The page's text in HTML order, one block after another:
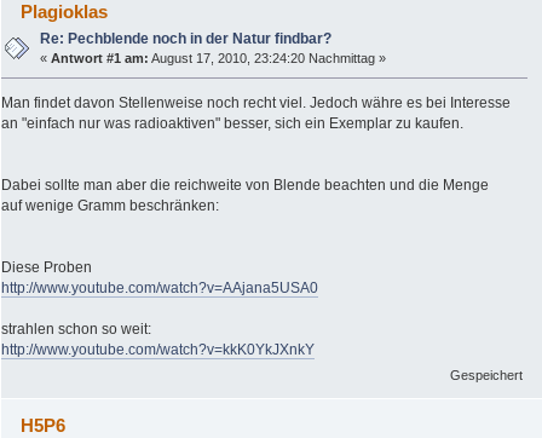
Plagioklas
Re: Pechblende noch in der Natur findbar?
«Antwort #1 am: August 17, 2010, 23:24:20 Nachmittag »
Man findet davon Stellenweise noch recht viel. Jedoch währe es bei Interesse
an "einfach nur was radioaktiven" besser, sich ein Exemplar zu kaufen.
Dabei sollte man aber die reichweite von Blende beachten und die Menge
auf wenige Gramm beschränken:
Diese Proben
http://www.youtube.com/watch?v=AAjana5USA0
strahlen schon so weit:
http://www.youtube.com/watch?v=kkK0YkJXnkY
Gespeichert
H5P6